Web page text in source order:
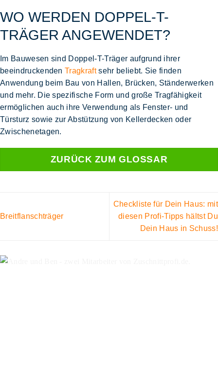
WO WERDEN DOPPEL-T-
TRÄGER ANGEWENDET?
Im Bauwesen sind Doppel-T-Träger aufgrund ihrer
beeindruckendenTragkraft sehr beliebt. Sie finden
Anwendung beim Bau von Hallen, Brücken, Ständerwerken
und mehr. Die spezifische Form und große Tragfähigkeit
ermöglichen auch ihre Verwendung als Fenster- und
Türsturz sowie zur Abstützung von Kellerdecken oder
Zwischenetagen.
ZURÜCK ZUM GLOSSAR
Breitflanschträger
Checkliste für Dein Haus: mit
diesen Profi-Tipps hältst Du
Dein Haus in Schuss!